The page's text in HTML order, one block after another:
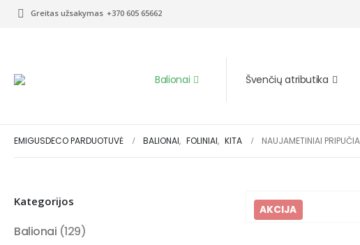
Greitas užsakymas +370 605 65662
Balionai Švenčių atributika
EMIGUSDECO PARDUOTUVĖ BALIONAI, FOLINIAI, KITA NAUJAMETINIAI
AKCIJA
Kategorijos
Balionai (129)